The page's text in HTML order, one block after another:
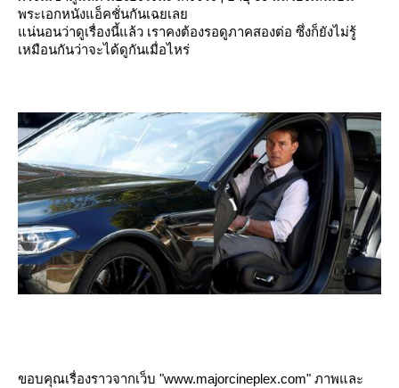
พระเอกหนังแอ็คชั่นกันเฉยเล
น่นอนว่าดูเรื่องนี้แล้ว เราคงต้องรอดูภาคสองต่อ ซึ่งก็ยังไม่รู้
เหมือนกันว่าจะได้ดูกันเมื่อไหร่
ขอบคุณเรื่องราวจากเว็บ "www.majorcineplex.com" ภาพและ